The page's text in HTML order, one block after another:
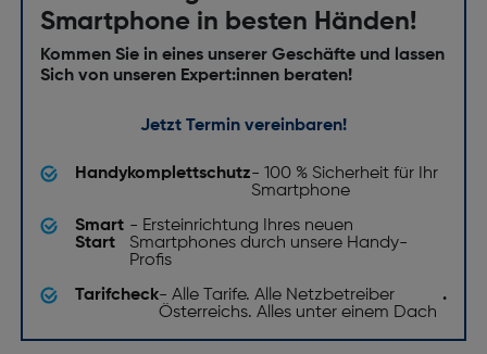
Kratzfest: Ja
Software
Installiertes Betriebssystem: Android 15
Orientierungssensor: Ja
Gewicht und Abmessungen
Smartphone in besten Händen!
Kommen Sie in eines unserer Geschäfte und lassen
Sich von unseren Expert:innen beraten!
Jetzt Termin vereinbaren!
Handykomplettschutz- 100 % Sicherheit für Ihr
Smartphone
Smart
Start
- Ersteinrichtung Ihres neuen
Smartphones durch unsere Handy-
Profis
Tarifcheck- Alle Tarife. Alle Netzbetreiber
Österreichs. Alles unter einem Dach
.